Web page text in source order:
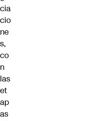
cia
cio
ne
s,
co
n
las
et
ap
as